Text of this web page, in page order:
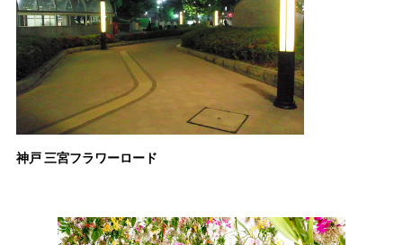
神戸 三宮フラワーロード